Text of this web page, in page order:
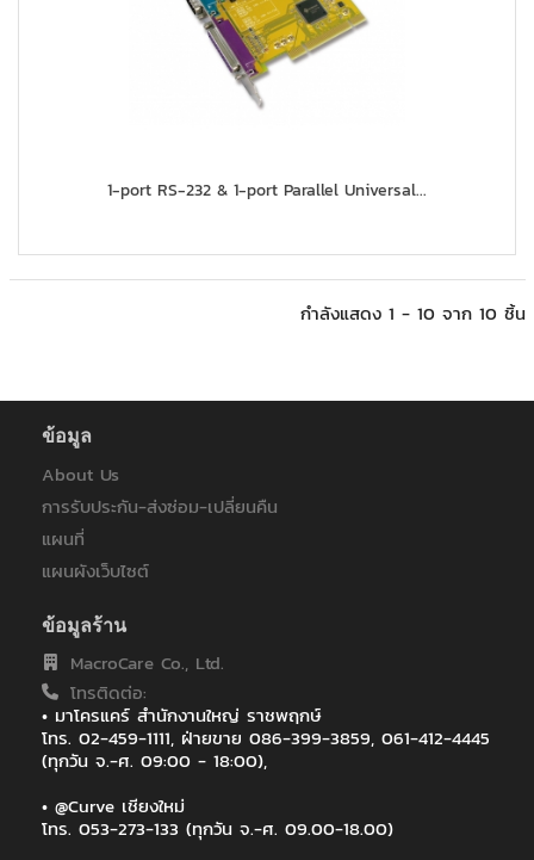
1-port RS-232 & 1-port Parallel Universal...
กำลังแสดง 1 - 10 จาก 10 ชิ้น
ข้อมูล
About Us
การรับประกัน-ส่งซ่อม-เปลี่ยนคืน
แผนที่
แผนผังเว็บไซต์
ข้อมูลร้าน
MacroCare Co., Ltd.
โทรติดต่อ:
• มาโครแคร์ สำนักงานใหญ่ ราชพฤกษ์
โทร. 02-459-1111, ฝ่ายขาย 086-399-3859, 061-412-4445
(ทุกวัน จ.-ศ. 09:00 - 18:00),
• @Curve เชียงใหม่
โทร. 053-273-133 (ทุกวัน จ.-ศ. 09.00-18.00)